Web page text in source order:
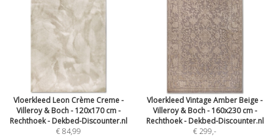
Vloerkleed Leon Crème Creme -
Villeroy & Boch - 120x170 cm -
Rechthoek - Dekbed-Discounter.nl
€ 84,99
Vloerkleed Vintage Amber Beige -
Villeroy & Boch - 160x230 cm -
Rechthoek - Dekbed-Discounter.nl
€ 299,-